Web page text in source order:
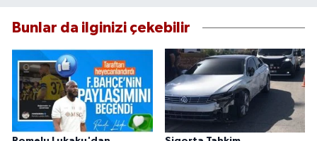
Bunlar da ilginizi çekebilir